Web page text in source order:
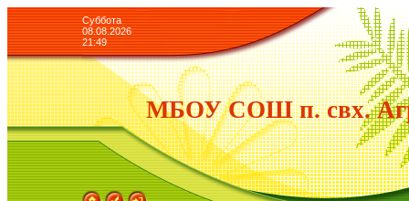
Суббота
08.08.2026
21:49
МБОУ СОШ п. свх.